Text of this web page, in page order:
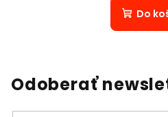
Do
Odoberať